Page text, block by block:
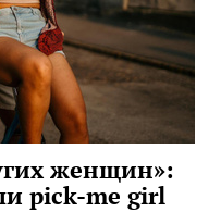
женщин»:
pick-me girl